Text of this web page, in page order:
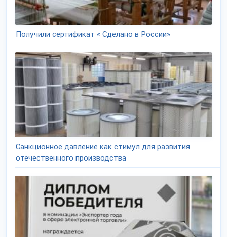
Получили сертификат « Сделано в России»
Санкционное давление как стимул для развития
отечественного производства